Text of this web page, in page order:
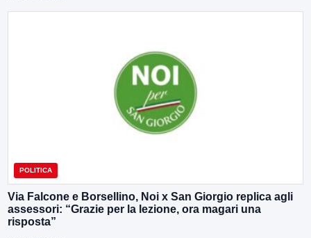
POLITICA
Via Falcone e Borsellino, Noi x San Giorgio replica agli
assessori: “Grazie per la lezione, ora magari una
risposta”